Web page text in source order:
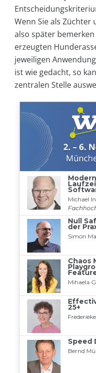
Wenn Sie als
also später
erzeugten
jeweiligen
ist wie gedacht, so
zentralen Stelle